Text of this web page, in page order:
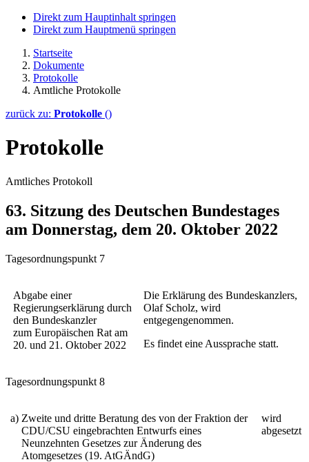
Direkt zum Hauptinhalt springen
Direkt zum Hauptmenü springen
Startseite
Dokumente
Protokolle
Amtliche Protokolle
zurück zu: Protokolle ()
Protokolle
Amtliches Protokoll
63. Sitzung des Deutschen Bundestages
am Donnerstag, dem 20. Oktober 2022
Tagesordnungspunkt 7
Abgabe einer
Regierungserklärung durch
den Bundeskanzler
zum Europäischen Rat am
20. und 21. Oktober 2022
Die Erklärung des Bundeskanzlers,
Olaf Scholz, wird
entgegengenommen.
Es findet eine Aussprache statt.
Tagesordnungspunkt 8
a) Zweite und dritte Beratung des von der Fraktion der
CDU/CSU eingebrachten Entwurfs eines
Neunzehnten Gesetzes zur Änderung des
Atomgesetzes (19. AtGÄndG)
wird
abgesetzt